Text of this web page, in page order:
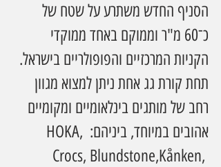
הסניף החדש משתרע על שטח של
כ־60 מ"ר וממוקם באחד ממוקדי
הקניות המרכזיים והפופולריים בישראל.
תחת קורת גג אחת ניתן למצוא מגוון
רחב של מותגים בינלאומיים ומקומיים
אהובים במיוחד, ביניהם: HOKA,
Crocs, Blundstone,Kånken,